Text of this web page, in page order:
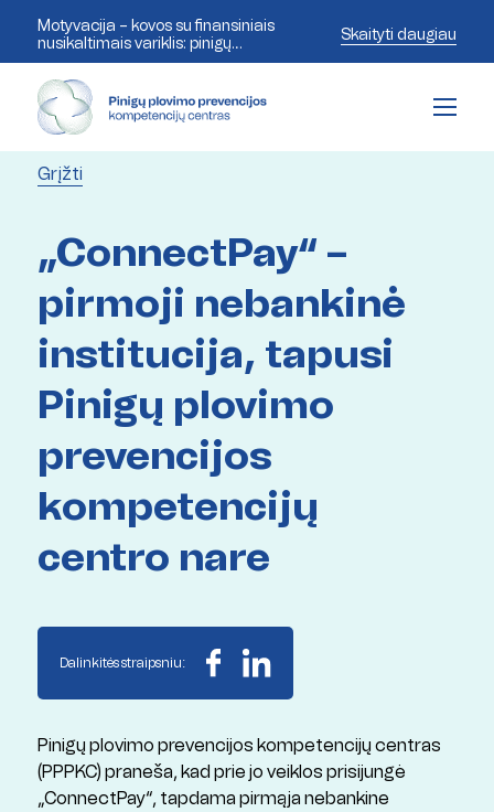
Motyvacija – kovos su finansiniais
nusikaltimais variklis: pinigų
plovimo prevencijos ekspertai
aptaria šiandienos iššūkius
Skaityti daugiau
Grįžti
„ConnectPay“ –
pirmoji nebankinė
institucija, tapusi
Pinigų plovimo
prevencijos
kompetencijų
centro nare
Dalinkitės straipsniu:
Pinigų plovimo prevencijos kompetencijų centras
(PPPKC) praneša, kad prie jo veiklos prisijungė
„ConnectPay“, tapdama pirmąja nebankine